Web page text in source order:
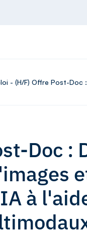
- (H/F) Offre Post-
Doc :
à